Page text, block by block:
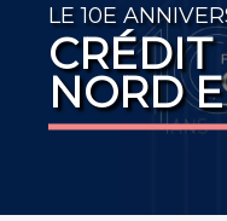
LE 10E
NORD